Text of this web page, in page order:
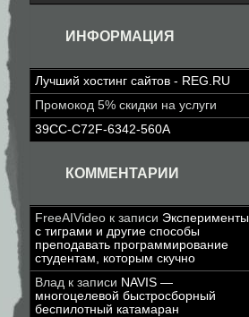
ИНФОРМАЦИЯ
Лучший хостинг сайтов - REG.RU
Промокод 5% скидки на услуги
39CC-C72F-6342-560A
КОММЕНТАРИИ
FreeAIVideo к записи Эксперименты
с тиграми и другие способы
преподавать программирование
студентам, которым скучно
Влад к записи NAVIS —
многоцелевой быстросборный
беспилотный катамаран